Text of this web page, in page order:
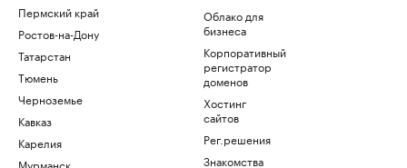
Пермский край
Ростов-на-Дону
Татарстан
Тюмень
Черноземье
Кавказ
Карелия
Мурманск
Облако для
бизнеса
Корпоративный
регистратор
доменов
Хостинг
сайтов
Рег.решения
Знакомства